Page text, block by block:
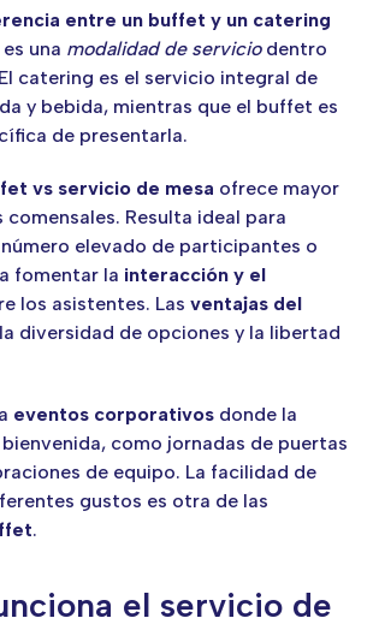
entre un buffet y un catering
una modalidad de serviciodentro
catering es el servicio integral de
y bebida, mientras que el buffet es
de presentarla.
vs servicio de mesa ofrece mayor
Resulta ideal para
elevado de participantes o
fomentar la interacción y el
los asistentes. Las ventajas del
diversidad de opciones y la libertad
eventos corporativos donde la
como jornadas de puertas
de equipo. La facilidad de
gustos es otra de las
.
el servicio de